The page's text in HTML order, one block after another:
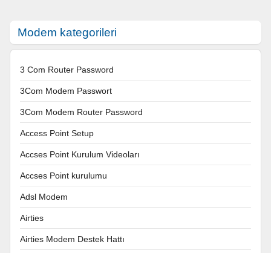
Modem kategorileri
3 Com Router Password
3Com Modem Passwort
3Com Modem Router Password
Access Point Setup
Accses Point Kurulum Videoları
Accses Point kurulumu
Adsl Modem
Airties
Airties Modem Destek Hattı